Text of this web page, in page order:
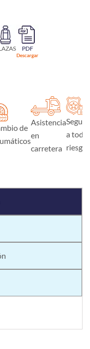
PDF
Descargar
de
Asistencia
en
carretera
Seguro
a todo
riesgo